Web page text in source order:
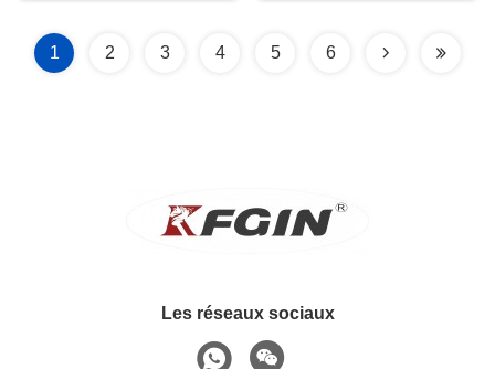
1 2 3 4 5 6
Les réseaux sociaux